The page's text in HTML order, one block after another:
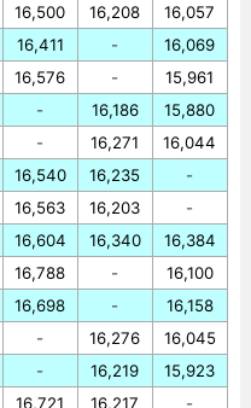
16,500
16,411
16,576
-
-
16,540
16,563
16,604
16,788
16,698
-
-
16,721
16,208
-
-
16,186
16,271
16,235
16,203
16,340
-
-
16,276
16,219
16,217
16,057
16,069
15,961
15,880
16,044
-
-
16,384
16,100
16,158
16,045
15,923
-